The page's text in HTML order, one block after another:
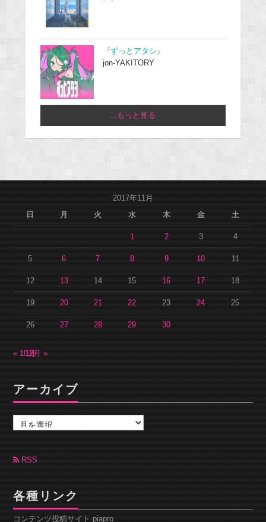
『ずっとアタシ』
jon-YAKITORY
...もっと見る
2017年11月
日
月 火 水 木 金 土
1 2 3 4
5 6 7 8 9 10 11
12 13 14 15 16 17 18
19 20 21 22 23 24 25
26 27 28 29 30
« 10月12月 »
アーカイブ
カ
ブRSS
各種リンク
コンテンツ投稿サイト piapro